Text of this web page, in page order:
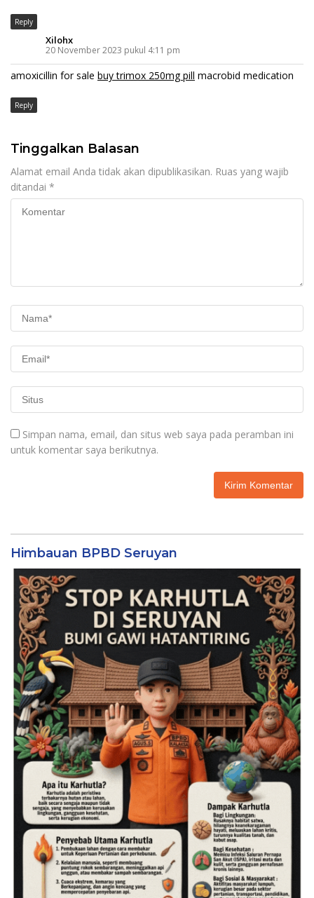
Reply
Xilohx
20 November 2023 pukul 4:11 pm
amoxicillin for sale buy trimox 250mg pill macrobid medication
Reply
Tinggalkan Balasan
Alamat email Anda tidak akan dipublikasikan. Ruas yang wajib
ditandai *
Simpan nama, email, dan situs web saya pada peramban ini
untuk komentar saya berikutnya.
Himbauan BPBD Seruyan